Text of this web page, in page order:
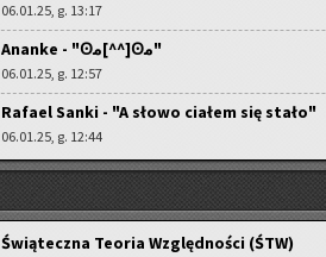
06.01.25, g. 13:17
Ananke - "Ꙩﻣ[^^]Ꙩﻣ"
06.01.25, g. 12:57
Rafael Sanki - "A słowo ciałem się stało"
06.01.25, g. 12:44
Świąteczna Teoria Względności (ŚTW)